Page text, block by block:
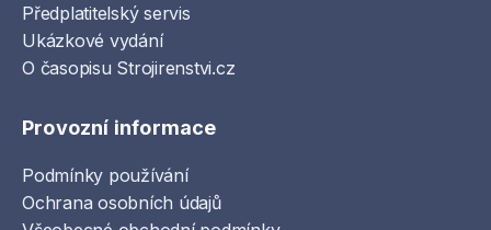
Předplatitelský servis
Ukázkové vydání
O časopisu Strojirenstvi.cz
Provozní informace
Podmínky používání
Ochrana osobních údajů